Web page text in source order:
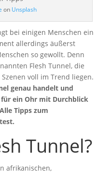
on Unsplash
bei einigen Menschen ein
allerdings äußerst
so gewollt. Denn
Flesh Tunnel, die
voll im Trend liegen.
genau handelt und
ein Ohr mit Durchblick
Tipps zum
Tunnel?
afrikanischen,